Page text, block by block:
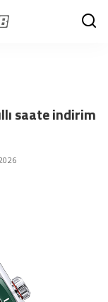
saate indirim